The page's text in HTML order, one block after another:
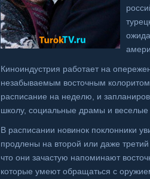
Киноиндустрия работает на
незабываемым восточным
расписание на неделю, и
школу, социальные драмы и веселые
В расписании новинок поклонники
продлены на второй или даже
что они зачастую напоминают
которые умеют обращаться с